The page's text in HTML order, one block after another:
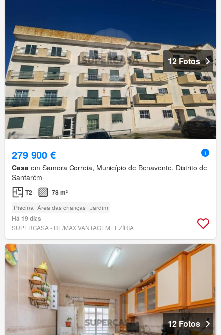
12 Fotos
279 900 €
Casa em Samora Correia, Município de Benavente, Distrito de
Santarém
T2 78 m²
Piscina Área das crianças Jardim
Há 19 dias
SUPERCASA - RE/MAX VANTAGEM LEZÍRIA
12 Fotos